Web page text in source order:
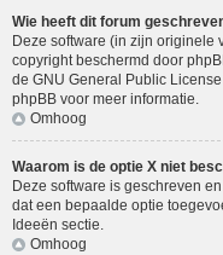
Wie heeft dit forum
Deze software (in zijn originele
copyright beschermd door
de GNU General Public
phpBB voor meer informatie.
Omhoog
Waarom is de optie X niet
Deze software is geschreven
dat een bepaalde optie
Ideeën sectie.
Omhoog